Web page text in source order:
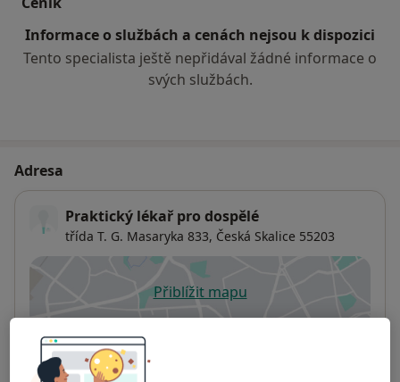
Informace o službách a cenách nejsou k dispozici
Tento specialista ještě nepřidával žádné informace o
svých službách.
Adresa
Praktický lékař pro dospělé
třída T. G. Masaryka 833, Česká Skalice 55203
Přiblížit mapuse otevře v nové záložce
Dostupnost
Na této adrese online kalendář není aktivní
Co mám v takové situaci udělat?